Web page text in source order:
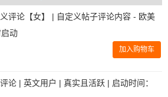
评论【女】 | 自定义帖子评论内容 - 欧美
动
加入购物车
论 | 英文用户 | 真实且活跃 | 启动时间：